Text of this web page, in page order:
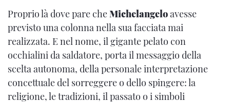
Proprio là dove pare cheMichelangeloavesse
previsto una colonna nella sua facciata mai
realizzata. E nel nome, il gigante pelato con
occhialini da saldatore, porta il messaggio della
scelta autonoma, della personale interpretazione
concettuale del sorreggere o dello spingere: la
religione, le tradizioni, il passato o i simboli